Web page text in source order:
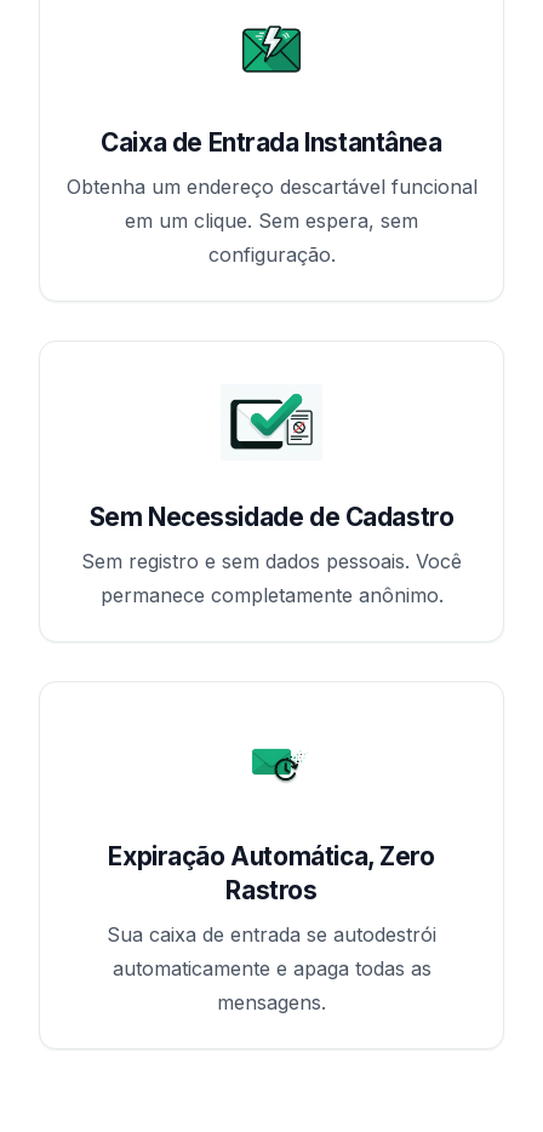
Caixa de Entrada Instantânea
Obtenha um endereço descartável funcional
em um clique. Sem espera, sem
configuração.
Sem Necessidade de Cadastro
Sem registro e sem dados pessoais. Você
permanece completamente anônimo.
Expiração Automática, Zero
Rastros
Sua caixa de entrada se autodestrói
automaticamente e apaga todas as
mensagens.